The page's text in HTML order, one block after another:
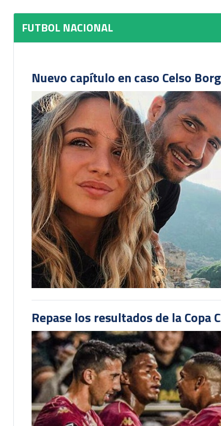
FUTBOL NACIONAL
Nuevo capítulo en caso Celso
Repase los resultados de la Copa